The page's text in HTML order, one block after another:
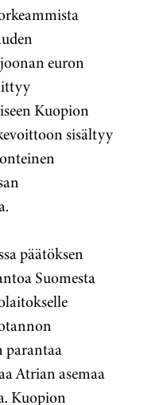
euron
Kuopion
sisältyy
päätöksen
Suomesta
parantaa
Atrian asemaa
Kuopion